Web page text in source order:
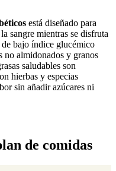
está diseñado para
sangre mientras se disfruta
bajo índice glucémico
no almidonados y granos
saludables son
hierbas y especias
sin añadir azúcares ni
de comidas